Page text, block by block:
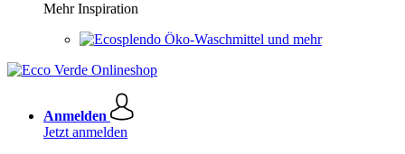
Mehr Inspiration
Öko-Waschmittel und mehr
Anmelden
Jetzt anmelden